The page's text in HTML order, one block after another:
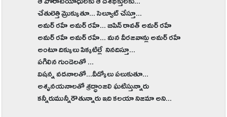
ఆ పోరాటయోధులకు ఆ దేశభక్తులకు...
చేతులెత్తి మ్రొక్కుతూ... సెల్యూట్ చేస్తూ...
అమర్ రహే అమర్ రహే... బిపిన్ రావత్ అమర్ రహే
అమర్ రహే అమర్ రహే... మన వీరజవాన్లు అమర్ రహే
అంటూ దిక్కులు పిక్కటిల్లే నినదిస్తూ...
పగిలిన గుండెలతో ...
విషన్న వదనాలతో...వీడ్కోలు పలుకుతూ...
అశృనయనాలతో శ్రద్ధాంజలి ఘటిస్తున్నారు
కన్నీరుమున్నీరౌతున్నారు ఇది కలయా నిజమా అని...